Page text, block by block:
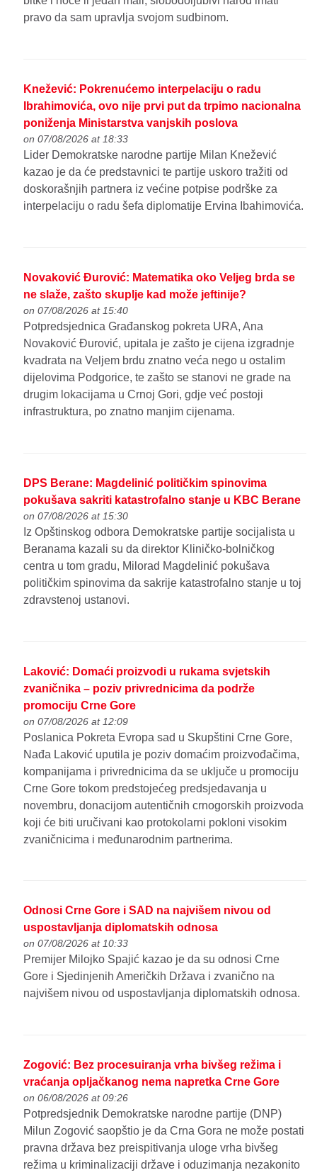
pravo da sam upravlja svojom sudbinom.
Knežević: Pokrenućemo interpelaciju o radu
Ibrahimovića, ovo nije prvi put da trpimo nacionalna
poniženja Ministarstva vanjskih poslova
on 07/08/2026 at 18:33
Lider Demokratske narodne partije Milan Knežević
kazao je da će predstavnici te partije uskoro tražiti od
doskorašnjih partnera iz većine potpise podrške za
interpelaciju o radu šefa diplomatije Ervina Ibahimovića.
Novaković Đurović: Matematika oko Veljeg brda se
ne slaže, zašto skuplje kad može jeftinije?
on 07/08/2026 at 15:40
Potpredsjednica Građanskog pokreta URA, Ana
Novaković Đurović, upitala je zašto je cijena izgradnje
kvadrata na Veljem brdu znatno veća nego u ostalim
dijelovima Podgorice, te zašto se stanovi ne grade na
drugim lokacijama u Crnoj Gori, gdje već postoji
infrastruktura, po znatno manjim cijenama.
DPS Berane: Magdelinić političkim spinovima
pokušava sakriti katastrofalno stanje u KBC Berane
on 07/08/2026 at 15:30
Iz Opštinskog odbora Demokratske partije socijalista u
Beranama kazali su da direktor Kliničko-bolničkog
centra u tom gradu, Milorad Magdelinić pokušava
političkim spinovima da sakrije katastrofalno stanje u toj
zdravstenoj ustanovi.
Laković: Domaći proizvodi u rukama svjetskih
zvaničnika – poziv privrednicima da podrže
promociju Crne Gore
on 07/08/2026 at 12:09
Poslanica Pokreta Evropa sad u Skupštini Crne Gore,
Nađa Laković uputila je poziv domaćim proizvođačima,
kompanijama i privrednicima da se uključe u promociju
Crne Gore tokom predstojećeg predsjedavanja u
novembru, donacijom autentičnih crnogorskih proizvoda
koji će biti uručivani kao protokolarni pokloni visokim
zvaničnicima i međunarodnim partnerima.
Odnosi Crne Gore i SAD na najvišem nivou od
uspostavljanja diplomatskih odnosa
on 07/08/2026 at 10:33
Premijer Milojko Spajić kazao je da su odnosi Crne
Gore i Sjedinjenih Američkih Država i zvanično na
najvišem nivou od uspostavljanja diplomatskih odnosa.
Zogović: Bez procesuiranja vrha bivšeg režima i
vraćanja opljačkanog nema napretka Crne Gore
on 06/08/2026 at 09:26
Potpredsjednik Demokratske narodne partije (DNP)
Milun Zogović saopštio je da Crna Gora ne može postati
pravna država bez preispitivanja uloge vrha bivšeg
režima u kriminalizaciji države i oduzimanja nezakonito